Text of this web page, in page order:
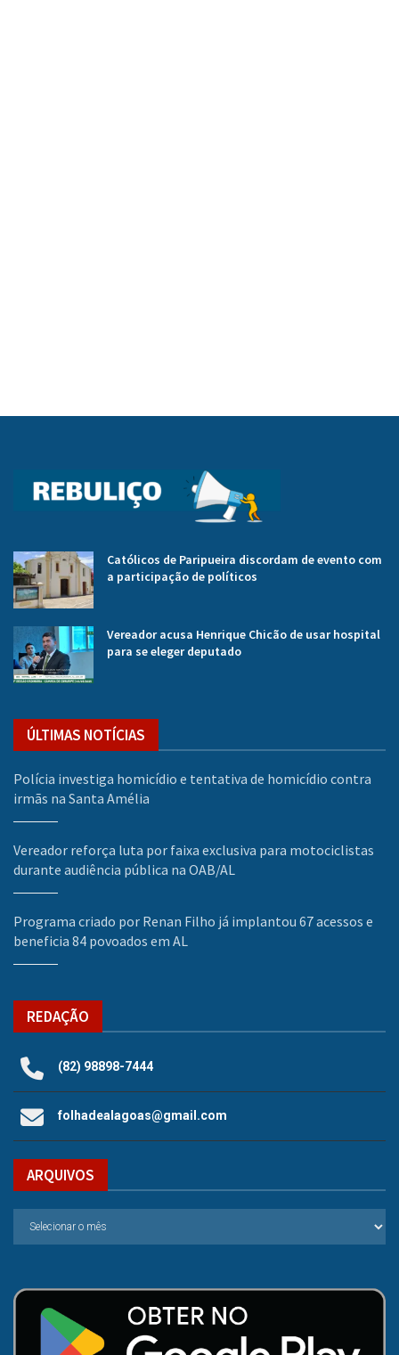
Católicos de Paripueira discordam de evento com
a participação de políticos
Vereador acusa Henrique Chicão de usar hospital
para se eleger deputado
ÚLTIMAS NOTÍCIAS
Polícia investiga homicídio e tentativa de homicídio contra
irmãs na Santa Amélia
Vereador reforça luta por faixa exclusiva para motociclistas
durante audiência pública na OAB/AL
Programa criado por Renan Filho já implantou 67 acessos e
beneficia 84 povoados em AL
REDAÇÃO
(82) 98898-7444
folhadealagoas@gmail.com
ARQUIVOS